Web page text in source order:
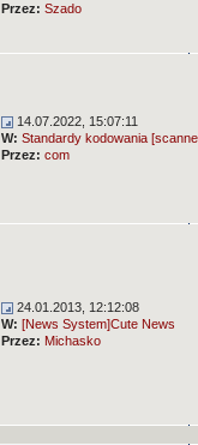
Przez: Szado
14.07.2022, 15:07:11
W: Standardy kodowania
Przez: com
24.01.2013, 12:12:08
W: [News System]Cute News
Przez: Michasko